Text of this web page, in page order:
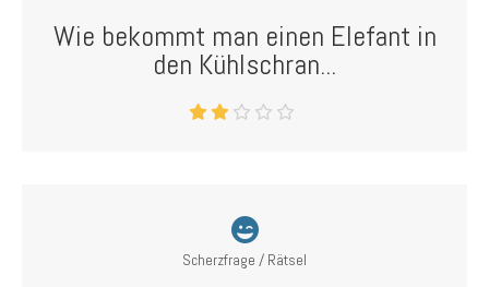
Wie bekommt man einen Elefant in
den Kühlschran...
Scherzfrage / Rätsel